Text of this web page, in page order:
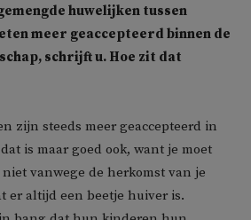
huwelijken tussen
meer geaccepteerd binnen de
schrijft u. Hoe zit dat
zijn steeds meer geaccepteerd in
is maar goed ook, want je moet
vanwege de herkomst van je
er altijd een beetje huiver is.